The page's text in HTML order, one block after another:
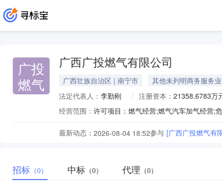
广投
燃气
广西广投燃气有限公司
广西壮族自治区 | 南宁市
其他未列明商务服务业
法定代表人： 李勤刚 注册资本： 21358.6783万
经营范围：
最新动态： 2026-08-04 18:52参与 [广西广投燃气有
招标 （0） 中标 （0） 代理 （0）